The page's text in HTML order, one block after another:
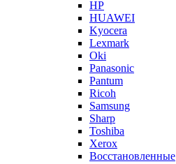
HP
HUAWEI
Kyocera
Lexmark
Oki
Panasonic
Pantum
Ricoh
Samsung
Sharp
Toshiba
Xerox
Восстановленные